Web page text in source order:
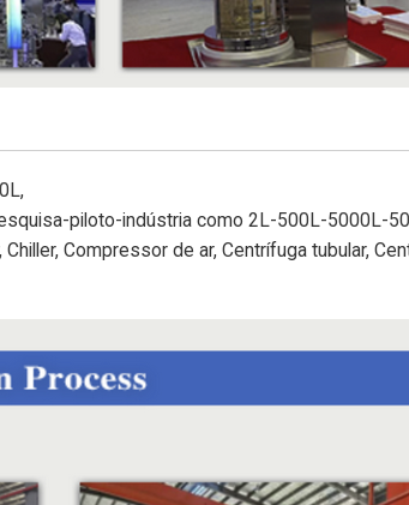
piloto-indústria como 2L-500L-5000L-
Compressor de ar, Centrífuga tubular,